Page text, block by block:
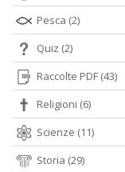
Pesca (2)
Quiz (2)
Raccolte PDF (43)
Religioni (6)
Scienze (11)
Storia (29)